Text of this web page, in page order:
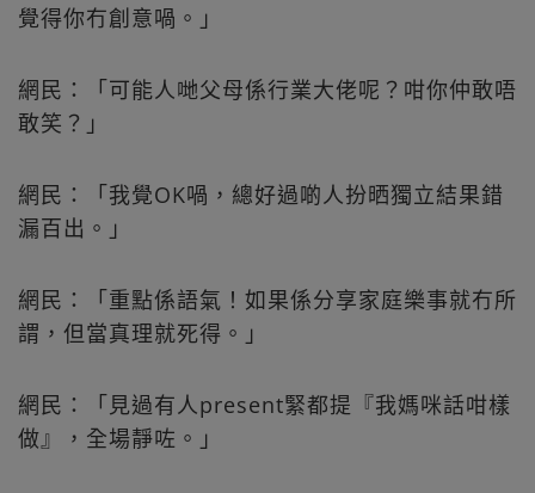
覺得你冇創意喎。」
網民：「可能人哋父母係行業大佬呢？咁你仲敢唔
敢笑？」
網民：「我覺OK喎，總好過啲人扮晒獨立結果錯
漏百出。」
網民：「重點係語氣！如果係分享家庭樂事就冇所
謂，但當真理就死得。」
網民：「見過有人present緊都提『我媽咪話咁樣
做』，全場靜咗。」